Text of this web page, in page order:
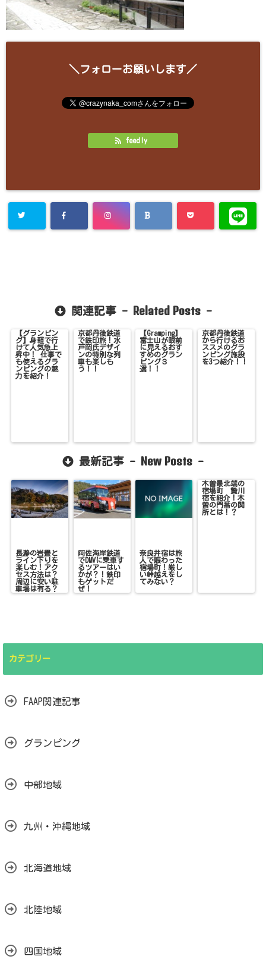
＼フォローお願いします／
feedly
関連記事 - Related Posts-
【グランピン
グ】身軽で行
けて人気急上
昇中！ 仕事で
も使えるグラ
ンピングの魅
力を紹介！
京都丹後鉄道
で鉄印旅！水
戸岡氏デザイ
ンの特別な列
車も楽しも
う！！
【Gramping】
富士山が眼前
に見えるおす
すめのグラン
ピング３
選！！
京都丹後鉄道
から行けるお
ススメのグラ
ンピング施設
を3つ紹介！！
最新記事 - New Posts -
長瀞の岩畳と
ライン下りを
楽しむ！アク
セス方法は？
周辺に安い駐
車場は有る？
阿佐海岸鉄道
でDMVに乗車す
るツアーはい
かが？！鉄印
もゲットだ
ぜ！
奈良井宿は旅
人で賑わった
宿場町！厳し
い峠越えをし
てみない？
木曽最北端の
宿場町 贄川
宿を紹介！木
曽の門番の関
所とは！？
カテゴリー
FAAP関連記事
グランピング
中部地域
九州・沖縄地域
北海道地域
北陸地域
四国地域